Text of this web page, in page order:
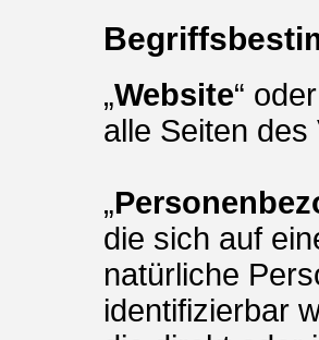
„Website“
alle Seiten
„
die sich auf
natürliche
identifizierbar